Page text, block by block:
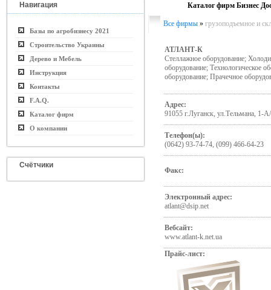
Навигация
Базы по агробизнесу 2021
Строительство Украины
Дерево и Мебель
Инструкция
Контакты
F.A.Q.
Каталог фирм
О компании
Счётчики
Каталог фирм Бизнес
Все фирмы » грузоподъемное и
АТЛАНТ-К
Стеллажное оборудование;
оборудование; Технологическое
оборудование; Прачечное
Адрес:
91055 г.Луганск, ул.Тельмана, 1-
Телефон(ы):
(0642) 93-74-74, (099) 466-64-23
Факс:
Электронный адрес:
atlant@dsip.net
Вебсайт:
www.atlant-k.net.ua
Прайс-лист: